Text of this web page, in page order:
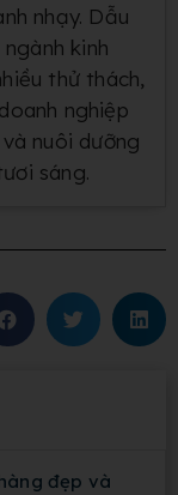
nhạy. Dẫu
kinh
thử thách,
nghiệp
nuôi dưỡng
sáng.
đẹp và